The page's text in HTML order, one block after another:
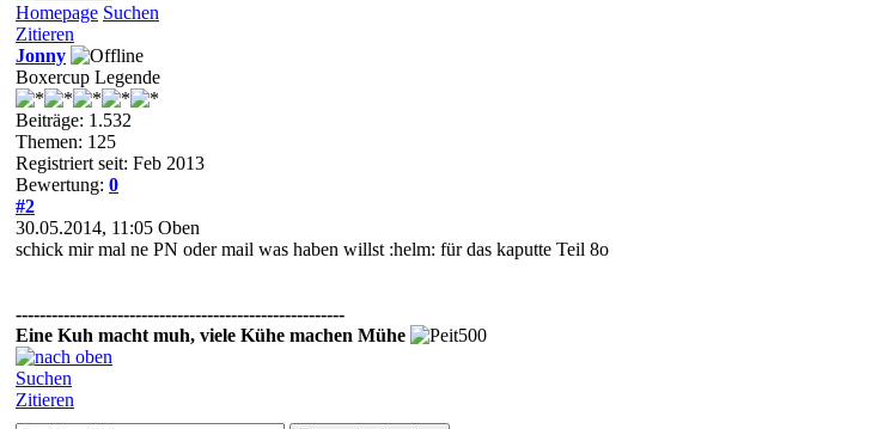
Homepage Suchen
Zitieren
Jonny
Boxercup Legende
Beiträge: 1.532
Themen: 125
Registriert seit: Feb 2013
Bewertung: 0
#2
30.05.2014, 11:05 Oben
schick mir mal ne PN oder mail was haben willst :helm: für das kaputte Teil 8o
-------------------------------------------------------
Eine Kuh macht muh, viele Kühe machen Mühe
Suchen
Zitieren